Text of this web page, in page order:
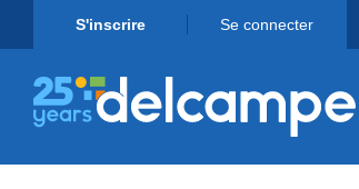
S'inscrire Se connecter